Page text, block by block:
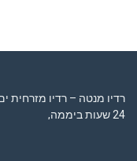
רדיו מנטה – רדיו מזרחית
24 שעות ביממה,